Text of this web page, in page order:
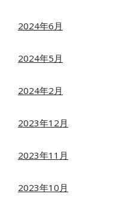
2024年6月
2024年5月
2024年2月
2023年12月
2023年11月
2023年10月